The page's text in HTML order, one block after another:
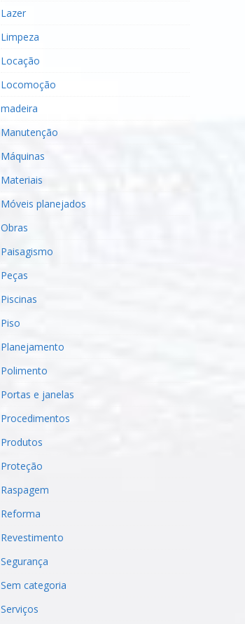
Lazer
Limpeza
Locação
Locomoção
madeira
Manutenção
Máquinas
Materiais
Móveis planejados
Obras
Paisagismo
Peças
Piscinas
Piso
Planejamento
Polimento
Portas e janelas
Procedimentos
Produtos
Proteção
Raspagem
Reforma
Revestimento
Segurança
Sem categoria
Serviços